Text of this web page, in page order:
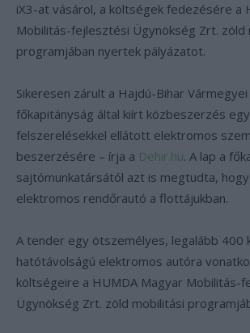
iX3-at vásárol, a költségek fedezésére a
Mobilitás-fejlesztési Ügynökség Zrt. zöld
programjában nyertek pályázatot.
Sikeresen zárult a Hajdú-Bihar
főkapitányság által kiírt közbeszerzés
felszerelésekkel ellátott elektromos
beszerzésére – írja a Dehir.hu. A lap a
sajtómunkatársától azt is megtudta,
elektromos rendőrautó a flottájukban.
A tender egy ötszemélyes, legalább 400
hatótávolságú elektromos autóra
költségeire a HUMDA Magyar Mobilitás-
Ügynökség Zrt. zöld mobilitási